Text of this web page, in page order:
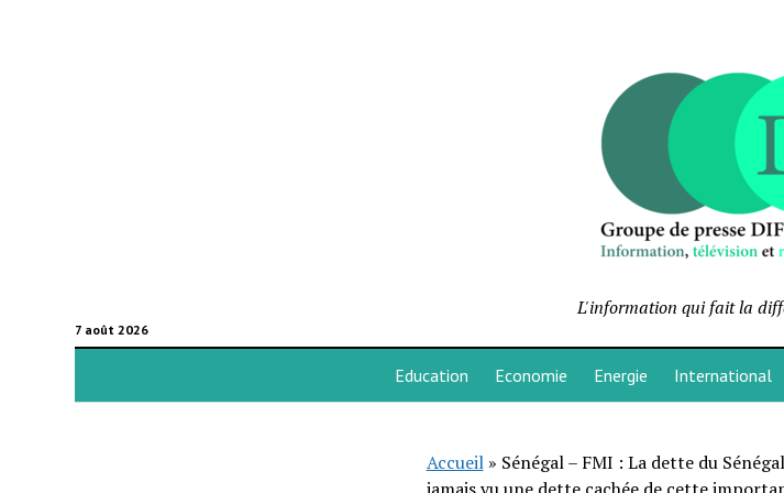
7 août 2026
L'information qui fait la
Education Economie Energie International
Accueil» Sénégal – FMI : La dette du